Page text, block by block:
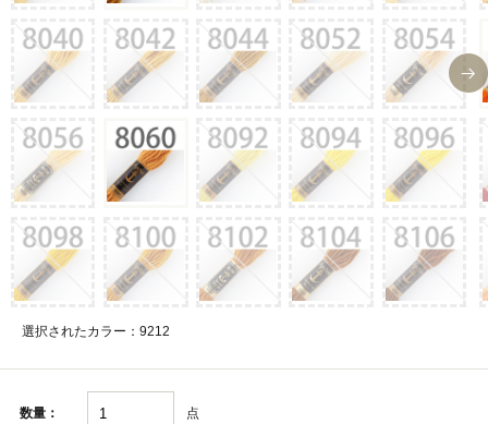
選択されたカラー：9212
数量： 点